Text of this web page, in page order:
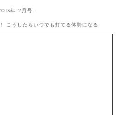
年12月号-
こうしたらいつでも打てる体勢になる